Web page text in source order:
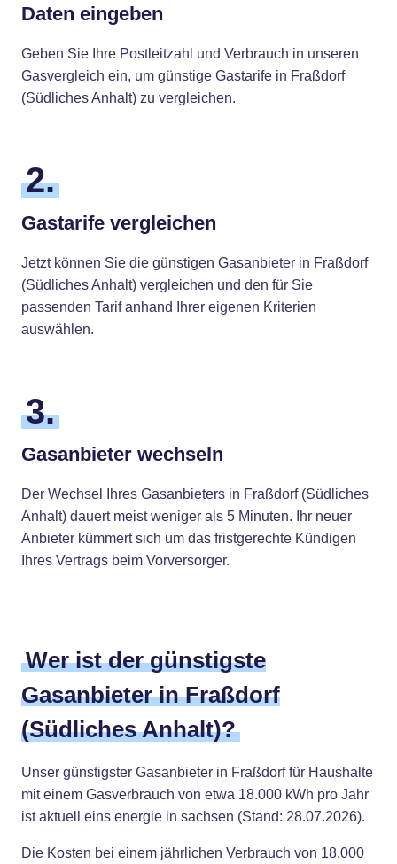
Daten eingeben
Geben Sie Ihre Postleitzahl und Verbrauch in unseren
Gasvergleich ein, um günstige Gastarife in Fraßdorf
(Südliches Anhalt) zu vergleichen.
2.
Gastarife vergleichen
Jetzt können Sie die günstigen Gasanbieter in Fraßdorf
(Südliches Anhalt) vergleichen und den für Sie
passenden Tarif anhand Ihrer eigenen Kriterien
auswählen.
3.
Gasanbieter wechseln
Der Wechsel Ihres Gasanbieters in Fraßdorf (Südliches
Anhalt) dauert meist weniger als 5 Minuten. Ihr neuer
Anbieter kümmert sich um das fristgerechte Kündigen
Ihres Vertrags beim Vorversorger.
Wer ist der günstigste
Gasanbieter in Fraßdorf
(Südliches Anhalt)?
Unser günstigster Gasanbieter in Fraßdorf für Haushalte
mit einem Gasverbrauch von etwa 18.000 kWh pro Jahr
ist aktuell eins energie in sachsen (Stand: 28.07.2026).
Die Kosten bei einem jährlichen Verbrauch von 18.000